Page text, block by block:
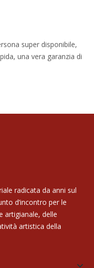
super disponibile,
una vera garanzia di
radicata da anni sul
d’incontro per le
artigianale, delle
artistica della